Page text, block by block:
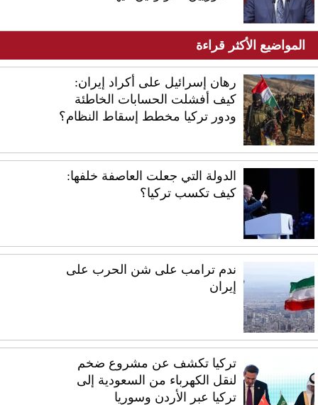
المواضيع الأكثر قراءة
رهان إسرائيل على أكراد إيران:
كيف أفشلت الحسابات الخاطئة
ودور تركيا مخطط إسقاط النظام؟
الدولة التي جعلت العاصفة خلفها:
كيف تكسب تركيا؟
ندم ترامب على شن الحرب على
إيران
تركيا تكشف عن مشروع ضخم
لنقل الكهرباء من السعودية إلى
تركيا عبر الأردن وسوريا